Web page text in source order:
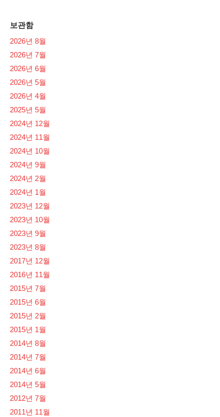
보관함
2026년 8월
2026년 7월
2026년 6월
2026년 5월
2026년 4월
2025년 5월
2024년 12월
2024년 11월
2024년 10월
2024년 9월
2024년 2월
2024년 1월
2023년 12월
2023년 10월
2023년 9월
2023년 8월
2017년 12월
2016년 11월
2015년 7월
2015년 6월
2015년 2월
2015년 1월
2014년 8월
2014년 7월
2014년 6월
2014년 5월
2012년 7월
2011년 11월